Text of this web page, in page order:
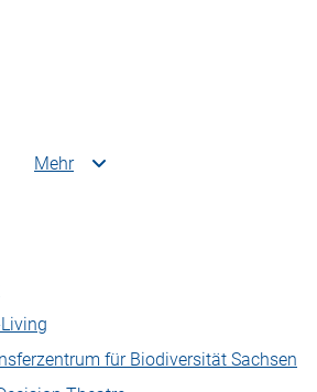
Mehr
für Biodiversität Sachsen